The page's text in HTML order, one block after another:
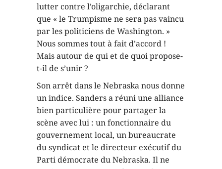
lutter contre l’oligarchie, déclarant
que « le Trumpisme ne sera pas vaincu
par les politiciens de Washington. »
Nous sommes tout à fait d’accord !
Mais autour de qui et de quoi propose-
t-il de s’unir ?
Son arrêt dans le Nebraska nous donne
un indice. Sanders a réuni une alliance
bien particulière pour partager la
scène avec lui : un fonctionnaire du
gouvernement local, un bureaucrate
du syndicat et le directeur exécutif du
Parti démocrate du Nebraska. Il ne